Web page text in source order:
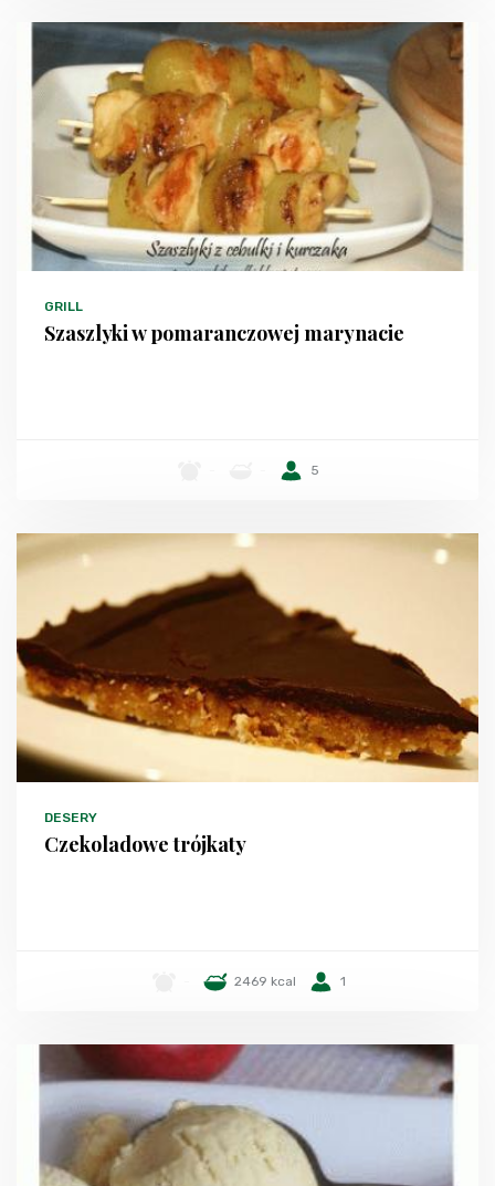
GRILL
Szaszlyki w pomaranczowej marynacie
5
DESERY
Czekoladowe trójkaty
2469 kcal 1